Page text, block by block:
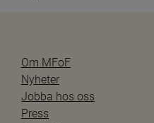
Om MFoF
Nyheter
Jobba hos oss
Press